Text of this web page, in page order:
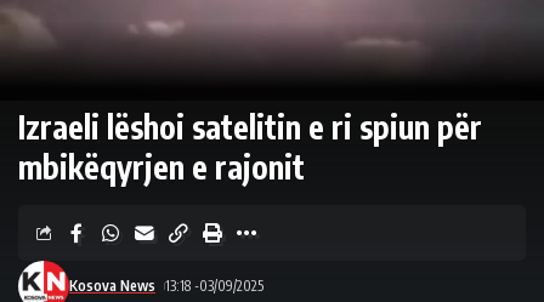
Izraeli lëshoi satelitin e ri spiun për
mbikëqyrjen e rajonit
Kosova News 13:18 -03/09/2025